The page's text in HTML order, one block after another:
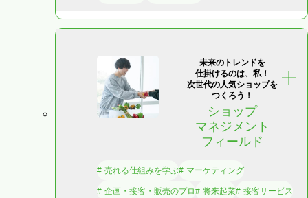
未来のトレンドを
仕掛けるのは、私！
次世代の人気ショップを
つくろう！
ショップ
マネジメント
フィールド
売れる仕組みを学ぶ マーケティング
企画・接客・販売のプロ 将来起業 接客サービス